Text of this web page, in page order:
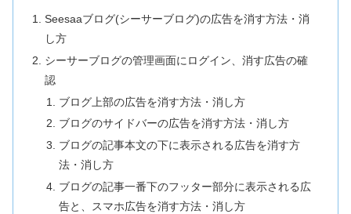
Seesaaブログ(シーサーブログ)の広告を消す方法・消
し方
シーサーブログの管理画面にログイン、消す広告の確
認
ブログ上部の広告を消す方法・消し方
ブログのサイドバーの広告を消す方法・消し方
ブログの記事本文の下に表示される広告を消す方
法・消し方
ブログの記事一番下のフッター部分に表示される広
告と、スマホ広告を消す方法・消し方